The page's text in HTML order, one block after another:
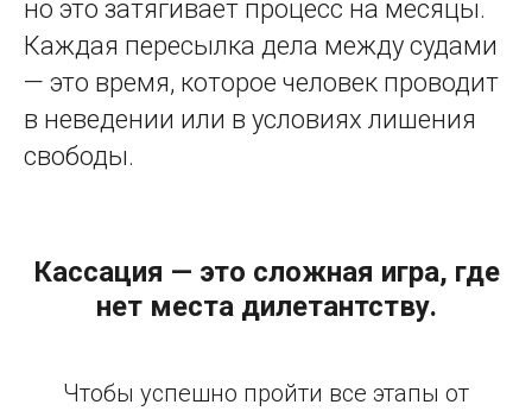
но это затягивает процесс на месяцы.
Каждая пересылка дела между судами
— это время, которое человек проводит
в неведении или в условиях лишения
свободы.
Кассация — это сложная игра, где
нет места дилетантству.
Чтобы успешно пройти все этапы от